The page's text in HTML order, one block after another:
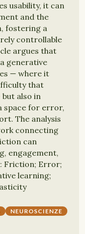
usability, it can
and the
fostering a
controllable
argues that
generative
— where it
that
also in
space for error,
The analysis
connecting
can
engagement,
Friction; Error;
learning;
NEUROSCIENZE